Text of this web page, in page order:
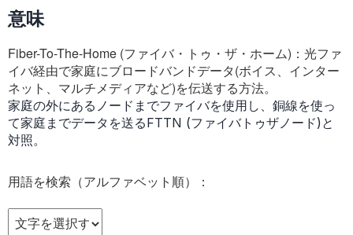
意味
Fiber-To-The-Home (ファイバ・トゥ・ザ・ホーム)：光ファ
イバ経由で家庭にブロードバンドデータ(ボイス、インター
ネット、マルチメディアなど)を伝送する方法。
家庭の外にあるノードまでファイバを使用し、銅線を使っ
て家庭までデータを送るFTTN (ファイバトゥザノード)と
対照。
用語を検索（アルファベット順）：